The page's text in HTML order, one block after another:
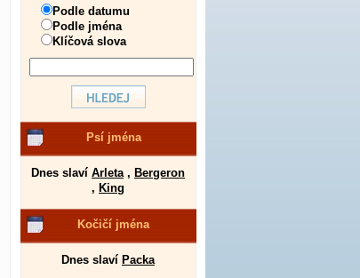
Podle datumu
Podle jména
Klíčová slova
Psí jména
Dnes slaví Arleta, Bergeron
, King
Kočičí jména
Dnes slaví Packa